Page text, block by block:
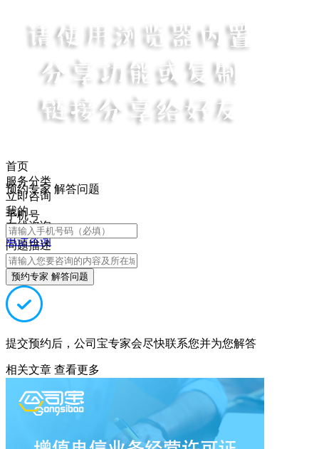
首页
服务分类
立即咨询
我的
在线咨询
电话咨询
预约专家 解答问题
手机号
问题描述
预约专家 解答问题
提交预约后，公司宝专家会尽快联系您并为您解答
相关文章 查看更多